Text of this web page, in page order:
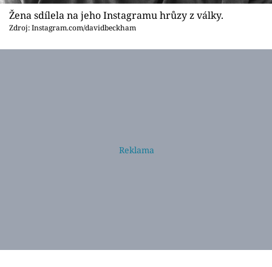
Žena sdílela na jeho Instagramu hrůzy z války.
Zdroj: Instagram.com/davidbeckham